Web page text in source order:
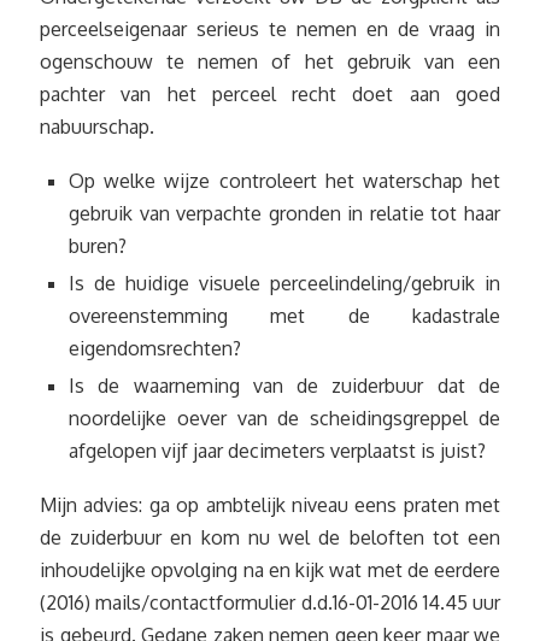
perceelseigenaar serieus te nemen en de vraag in
ogenschouw te nemen of het gebruik van een
pachter van het perceel recht doet aan goed
nabuurschap.
Op welke wijze controleert het waterschap het
gebruik van verpachte gronden in relatie tot haar
buren?
Is de huidige visuele perceelindeling/gebruik in
overeenstemming met de kadastrale
eigendomsrechten?
Is de waarneming van de zuiderbuur dat de
noordelijke oever van de scheidingsgreppel de
afgelopen vijf jaar decimeters verplaatst is juist?
Mijn advies: ga op ambtelijk niveau eens praten met
de zuiderbuur en kom nu wel de beloften tot een
inhoudelijke opvolging na en kijk wat met de eerdere
(2016) mails/contactformulier d.d.16-01-2016 14.45 uur
is gebeurd. Gedane zaken nemen geen keer maar we